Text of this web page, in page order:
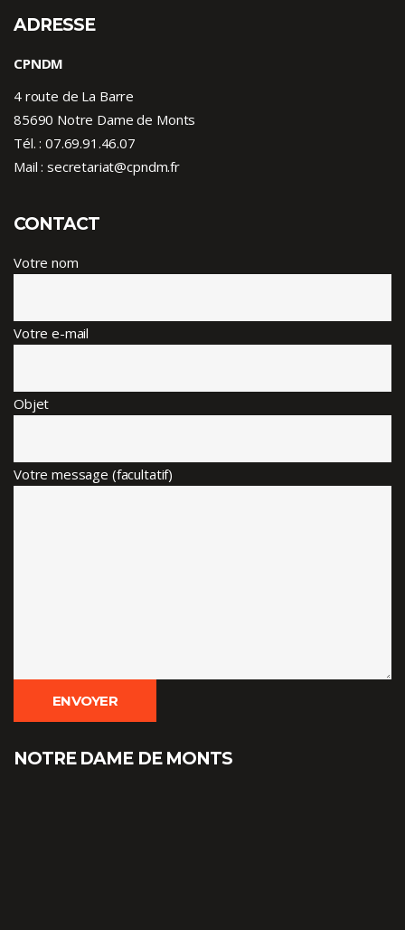
ADRESSE
CPNDM
4 route de La Barre
85690 Notre Dame de Monts
Tél. : 07.69.91.46.07
Mail : secretariat@cpndm.fr
CONTACT
Votre nom
Votre e-mail
Objet
Votre message (facultatif)
NOTRE DAME DE MONTS